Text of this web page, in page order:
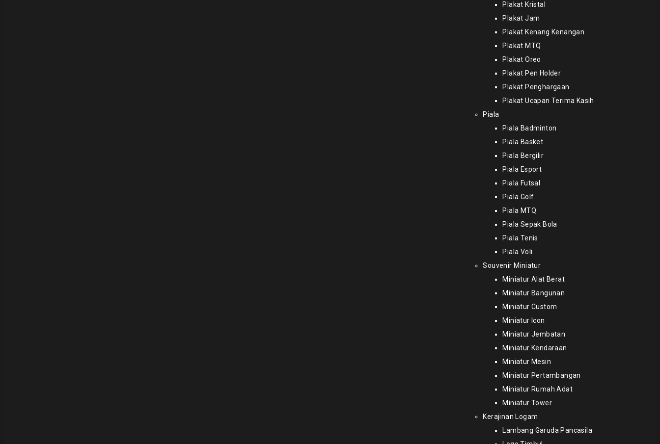
Plakat Kristal
Plakat Jam
Plakat Kenang Kenangan
Plakat MTQ
Plakat Oreo
Plakat Pen Holder
Plakat Penghargaan
Plakat Ucapan Terima Kasih
Piala
Piala Badminton
Piala Basket
Piala Bergilir
Piala Esport
Piala Futsal
Piala Golf
Piala MTQ
Piala Sepak Bola
Piala Tenis
Piala Voli
Souvenir Miniatur
Miniatur Alat Berat
Miniatur Bangunan
Miniatur Custom
Miniatur Icon
Miniatur Jembatan
Miniatur Kendaraan
Miniatur Mesin
Miniatur Pertambangan
Miniatur Rumah Adat
Miniatur Tower
Kerajinan Logam
Lambang Garuda Pancasila